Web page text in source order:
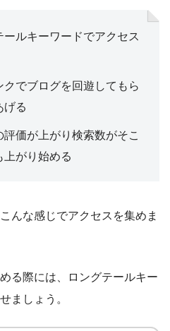
ルキーワードでアクセス
でブログを回遊してもら
げる
価が上がり検索数がそこ
上がり始める
んな感じでアクセスを集めま
る際には、ロングテールキー
ましょう。